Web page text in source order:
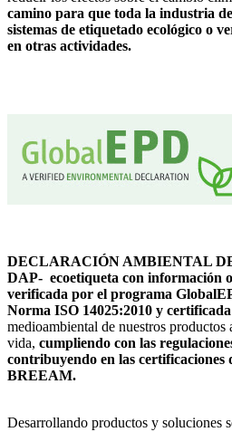
camino para que toda la industria
sistemas de etiquetado ecológico o
en otras actividades.
DECLARACIÓN AMBIENTAL
DAP- ecoetiqueta con información
verificada por el programa
Norma ISO 14025:2010 y
medioambiental de nuestros
vida, cumpliendo con las
contribuyendo en las
BREEAM.
Desarrollando productos y soluciones